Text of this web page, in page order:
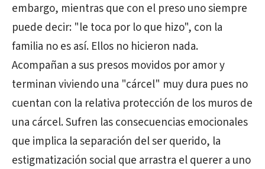
embargo, mientras que con el preso uno siempre
puede decir: "le toca por lo que hizo", con la
familia no es así. Ellos no hicieron nada.
Acompañan a sus presos movidos por amor y
terminan viviendo una "cárcel" muy dura pues no
cuentan con la relativa protección de los muros de
una cárcel. Sufren las consecuencias emocionales
que implica la separación del ser querido, la
estigmatización social que arrastra el querer a uno